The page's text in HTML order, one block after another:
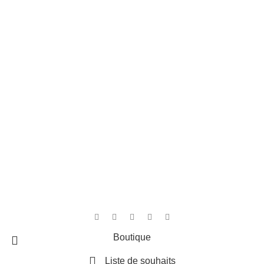
Boutique
Liste de souhaits